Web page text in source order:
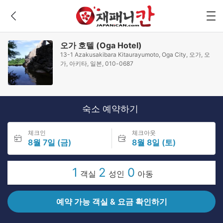
오가 호텔 (Oga Hotel)
13-1 Azakusakibara Kitaurayumoto, Oga City, 오가, 오
가, 아키타, 일본, 010-0687
숙소 예약하기
체크인
8월 7일 (금)
체크아웃
8월 8일 (토)
1 객실 2 성인 0 아동
예약 가능 객실 & 요금 확인하기